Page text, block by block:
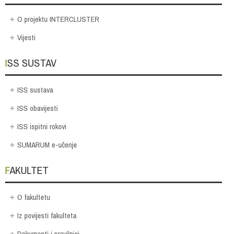
O projektu INTERCLUSTER
Vijesti
ISS SUSTAV
ISS sustava
ISS obavijesti
ISS ispitni rokovi
SUMARUM e-učenje
FAKULTET
O fakultetu
Iz povijesti fakulteta